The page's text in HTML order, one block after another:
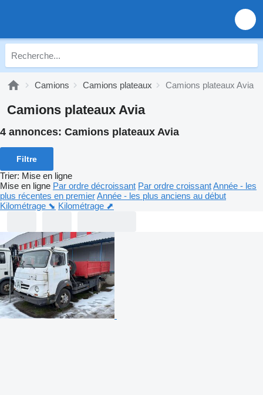
Camions Camions plateaux Camions plateaux Avia
Camions plateaux Avia
4 annonces: Camions plateaux Avia
Filtre
Trier: Mise en ligne
Mise en ligne Par ordre décroissant Par ordre croissantAnnée - les
plus récentes en premierAnnée - les plus anciens au début
Kilométrage ⬊ Kilométrage ⬈